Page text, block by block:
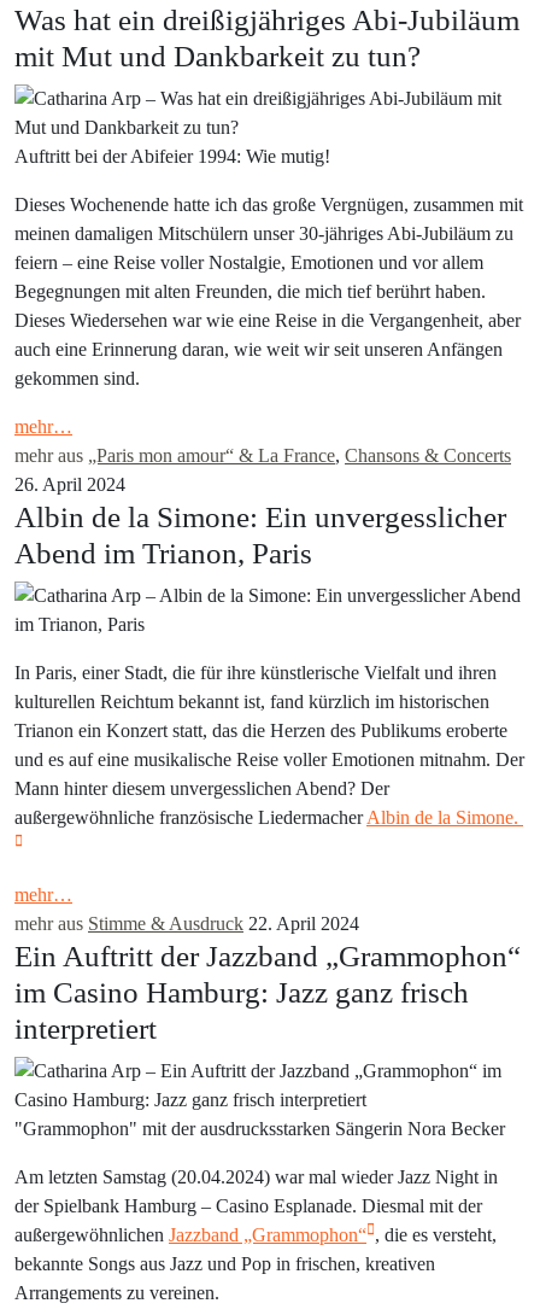
Was hat ein dreißigjähriges Abi-Jubiläum
mit Mut und Dankbarkeit zu tun?
Auftritt bei der Abifeier 1994: Wie mutig!
Dieses Wochenende hatte ich das große Vergnügen, zusammen mit
meinen damaligen Mitschülern unser 30-jähriges Abi-Jubiläum zu
feiern – eine Reise voller Nostalgie, Emotionen und vor allem
Begegnungen mit alten Freunden, die mich tief berührt haben.
Dieses Wiedersehen war wie eine Reise in die Vergangenheit, aber
auch eine Erinnerung daran, wie weit wir seit unseren Anfängen
gekommen sind.
mehr…
mehr aus „Paris mon amour“ & La France, Chansons & Concerts
26. April 2024
Albin de la Simone: Ein unvergesslicher
Abend im Trianon, Paris
In Paris, einer Stadt, die für ihre künstlerische Vielfalt und ihren
kulturellen Reichtum bekannt ist, fand kürzlich im historischen
Trianon ein Konzert statt, das die Herzen des Publikums eroberte
und es auf eine musikalische Reise voller Emotionen mitnahm. Der
Mann hinter diesem unvergesslichen Abend? Der
außergewöhnliche französische LiedermacherAlbin de la Simone.
mehr…
mehr aus Stimme & Ausdruck 22. April 2024
Ein Auftritt der Jazzband „Grammophon“
im Casino Hamburg: Jazz ganz frisch
interpretiert
"Grammophon" mit der ausdrucksstarken Sängerin Nora Becker
Am letzten Samstag (20.04.2024) war mal wieder Jazz Night in
der Spielbank Hamburg – Casino Esplanade. Diesmal mit der
außergewöhnlichen Jazzband „Grammophon“ , die es versteht,
bekannte Songs aus Jazz und Pop in frischen, kreativen
Arrangements zu vereinen.